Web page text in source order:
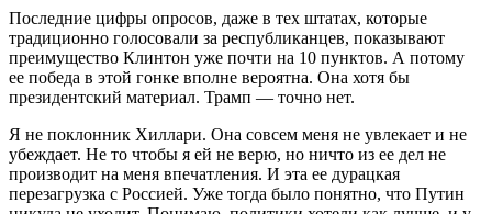
Последние цифры опросов, даже в тех штатах, которые
традиционно голосовали за республиканцев, показывают
преимущество Клинтон уже почти на 10 пунктов. А потому
ее победа в этой гонке вполне вероятна. Она хотя бы
президентский материал. Трамп — точно нет.
Я не поклонник Хиллари. Она совсем меня не увлекает и не
убеждает. Не то чтобы я ей не верю, но ничто из ее дел не
производит на меня впечатления. И эта ее дурацкая
перезагрузка с Россией. Уже тогда было понятно, что Путин